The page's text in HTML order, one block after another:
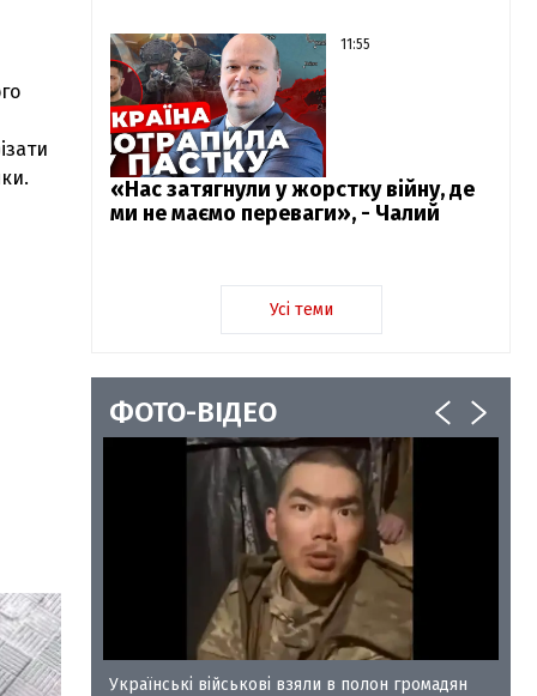
11:55
«Нас затягнули у жорстку війну, де
ми не маємо переваги», - Чалий
Усі теми
ФОТО-ВІДЕО
35
Українські військові взяли в полон громадян